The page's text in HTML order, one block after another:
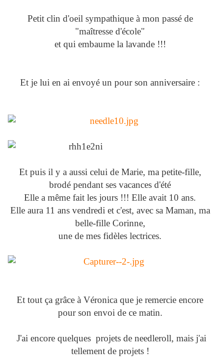
Petit clin d'oeil sympathique à mon passé de
"maîtresse d'école"
et qui embaume la lavande !!!
Et je lui en ai envoyé un pour son anniversaire :
Et puis il y a aussi celui de Marie, ma petite-fille,
brodé pendant ses vacances d'été
Elle a même fait les jours !!! Elle avait 10 ans.
Elle aura 11 ans vendredi et c'est, avec sa Maman, ma
belle-fille Corinne,
une de mes fidèles lectrices.
Et tout ça grâce à Véronica que je remercie encore
pour son envoi de ce matin.
J'ai encore quelques projets de needleroll, mais j'ai
tellement de projets !